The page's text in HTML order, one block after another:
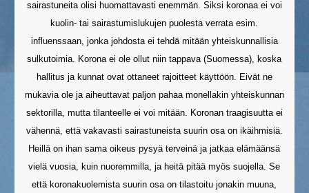
sairastuneita olisi huomattavasti enemmän. Siksi koronaa ei voi
kuolin- tai sairastumislukujen puolesta verrata esim.
influenssaan, jonka johdosta ei tehdä mitään yhteiskunnallisia
sulkutoimia. Korona ei ole ollut niin tappava (Suomessa), koska
hallitus ja kunnat ovat ottaneet rajoitteet käyttöön. Eivät ne
mukavia ole ja aiheuttavat paljon pahaa monellakin yhteiskunnan
sektorilla, mutta tilanteelle ei voi mitään. Koronan traagisuutta ei
vähennä, että vakavasti sairastuneista suurin osa on ikäihmisiä.
Heillä on ihan sama oikeus pysyä terveinä ja jatkaa elämäänsä
vielä vuosia, kuin nuoremmilla, ja heitä pitää myös suojella. Se
että koronakuolemista suurin osa on tilastoitu jonakin muuna,